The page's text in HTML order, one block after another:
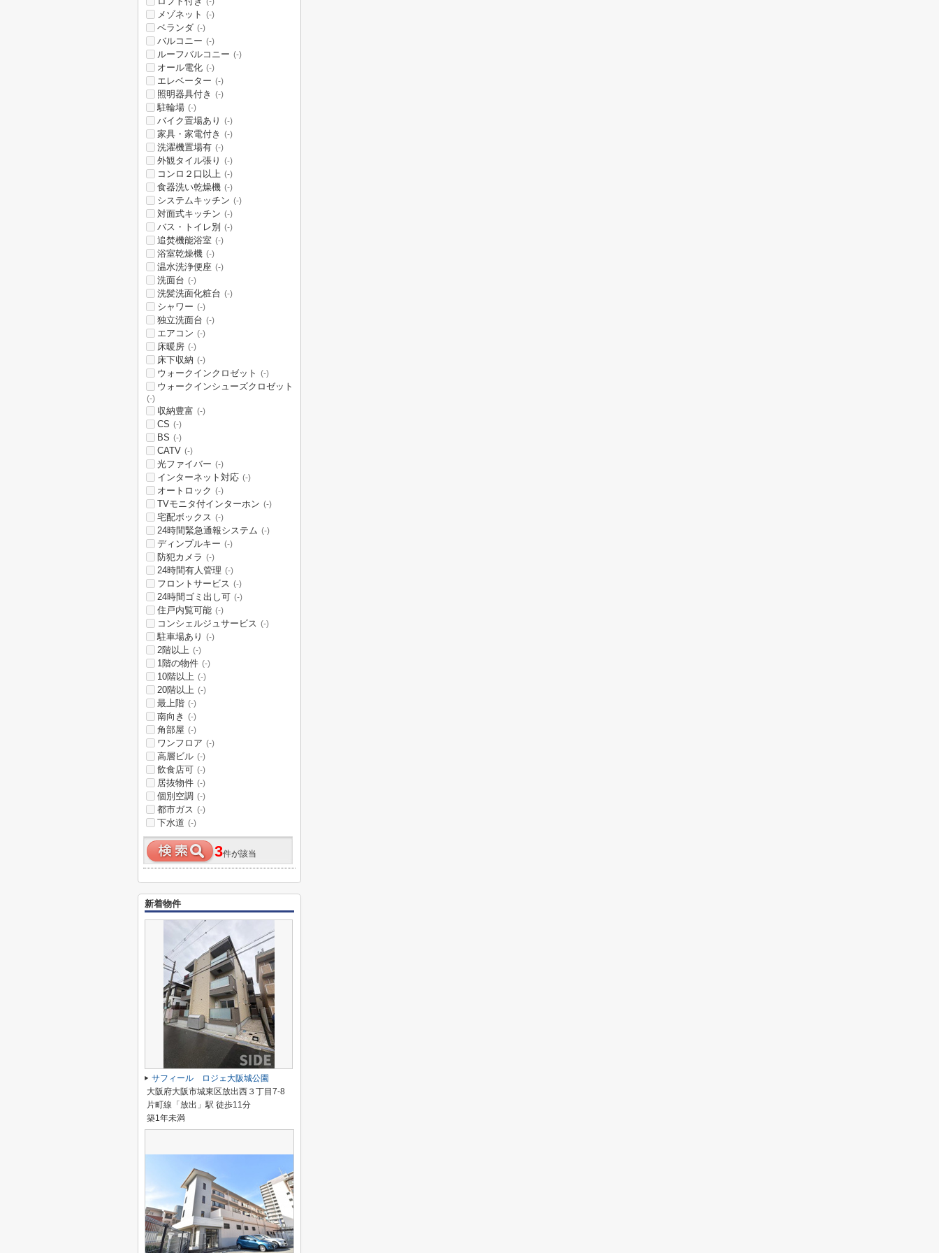
メゾネット (-)
ベランダ (-)
バルコニー (-)
ルーフバルコニー (-)
オール電化 (-)
エレベーター (-)
照明器具付き (-)
駐輪場 (-)
バイク置場あり (-)
家具・家電付き (-)
洗濯機置場有 (-)
外観タイル張り (-)
コンロ２口以上 (-)
食器洗い乾燥機 (-)
システムキッチン (-)
対面式キッチン (-)
バス・トイレ別 (-)
追焚機能浴室 (-)
浴室乾燥機 (-)
温水洗浄便座 (-)
洗面台 (-)
洗髪洗面化粧台 (-)
シャワー (-)
独立洗面台 (-)
エアコン (-)
床暖房 (-)
床下収納 (-)
ウォークインクロゼット (-)
ウォークインシューズクロゼット
(-)
収納豊富 (-)
CS (-)
BS (-)
CATV (-)
光ファイバー (-)
インターネット対応 (-)
オートロック (-)
TVモニタ付インターホン (-)
宅配ボックス (-)
24時間緊急通報システム (-)
ディンプルキー (-)
防犯カメラ (-)
24時間有人管理 (-)
フロントサービス (-)
24時間ゴミ出し可 (-)
住戸内覧可能 (-)
コンシェルジュサービス (-)
駐車場あり (-)
2階以上 (-)
1階の物件 (-)
10階以上 (-)
20階以上 (-)
最上階 (-)
南向き (-)
角部屋 (-)
ワンフロア (-)
高層ビル (-)
飲食店可 (-)
居抜物件 (-)
個別空調 (-)
都市ガス (-)
下水道 (-)
3件が該当
新着物件
サフィール ロジェ大阪城公園
大阪府大阪市城東区放出西３丁目7-8
片町線「放出」駅 徒歩11分
築1年未満